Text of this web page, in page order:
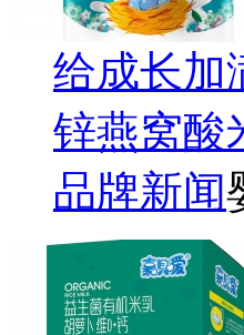
给成长
锌燕窝酸
品牌新闻